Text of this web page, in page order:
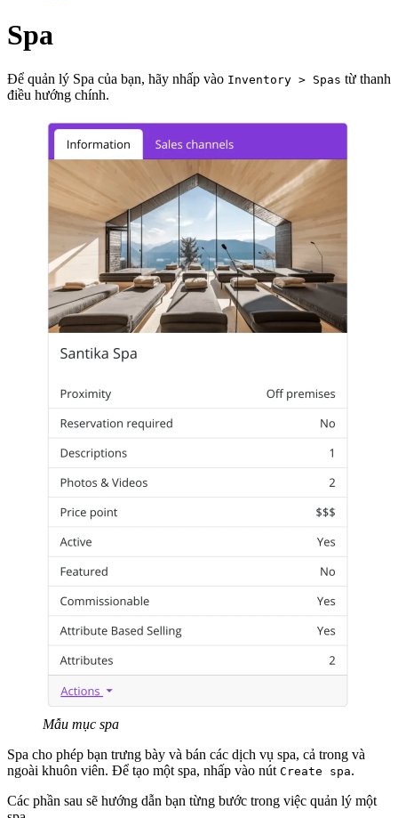
Spa
Để quản lý Spa của bạn, hãy nhấp vào Inventory > Spas từ thanh
điều hướng chính.
Mẫu mục spa
Spa cho phép bạn trưng bày và bán các dịch vụ spa, cả trong và
ngoài khuôn viên. Để tạo một spa, nhấp vào nút Create spa.
Các phần sau sẽ hướng dẫn bạn từng bước trong việc quản lý một